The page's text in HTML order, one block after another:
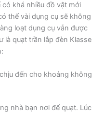
khá nhiều đồ vật mới
thể vài dụng cụ sẽ không
loạt dụng cụ vẫn được
là quạt trần lắp đèn Klasse
đến cho khoảng không
nhà bạn nơi để quạt. Lúc